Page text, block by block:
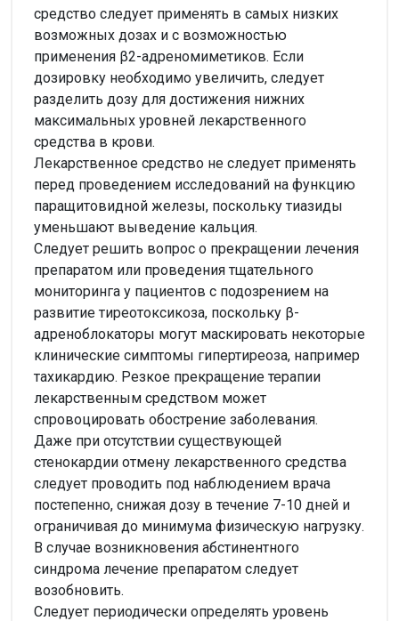
средство следует применять в самых низких
возможных дозах и с возможностью
применения β2-адреномиметиков. Если
дозировку необходимо увеличить, следует
разделить дозу для достижения нижних
максимальных уровней лекарственного
средства в крови.
Лекарственное средство не следует применять
перед проведением исследований на функцию
паращитовидной железы, поскольку тиазиды
уменьшают выведение кальция.
Следует решить вопрос о прекращении лечения
препаратом или проведения тщательного
мониторинга у пациентов с подозрением на
развитие тиреотоксикоза, поскольку β-
адреноблокаторы могут маскировать некоторые
клинические симптомы гипертиреоза, например
тахикардию. Резкое прекращение терапии
лекарственным средством может
спровоцировать обострение заболевания.
Даже при отсутствии существующей
стенокардии отмену лекарственного средства
следует проводить под наблюдением врача
постепенно, снижая дозу в течение 7-10 дней и
ограничивая до минимума физическую нагрузку.
В случае возникновения абстинентного
синдрома лечение препаратом следует
возобновить.
Следует периодически определять уровень